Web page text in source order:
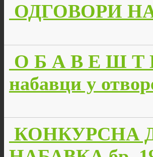
ОДГОВОРИ НА
О Б А В Е Ш Т Е
набавци у
КОНКУРСНА